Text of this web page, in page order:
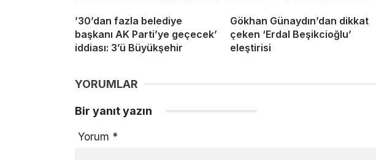
’30’dan fazla belediye
başkanı AK Parti’ye geçecek’
iddiası: 3’ü Büyükşehir
Gökhan Günaydın’dan dikkat
çeken ‘Erdal Beşikcioğlu’
eleştirisi
YORUMLAR
Bir yanıt yazın
Yorum *